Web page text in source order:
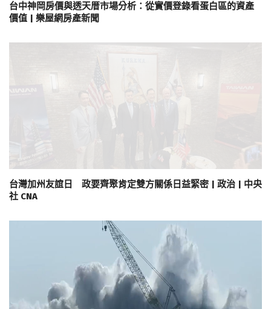
台中神岡房價與透天厝市場分析：從實價登錄看蛋白區的資產
價值 | 樂屋網房產新聞
台灣加州友誼日 政要齊聚肯定雙方關係日益緊密 | 政治 | 中央
社 CNA